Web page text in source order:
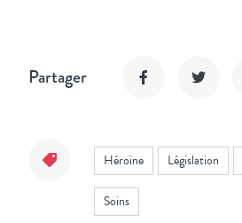
Partager
Héroïne Législation
Soins